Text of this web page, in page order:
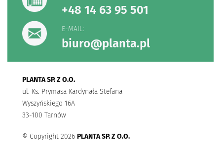
+48 14 63 95 501
E-MAIL:
biuro@planta.pl
PLANTA SP. Z O.O.
ul. Ks. Prymasa Kardynała Stefana
Wyszyńskiego 16A
33-100 Tarnów
© Copyright 2026 PLANTA SP. Z O.O.